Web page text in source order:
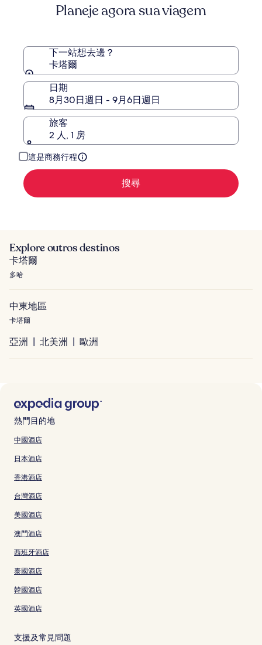
Planeje agora sua viagem
下一站想去邊？
卡塔爾
日期
8月30日週日 - 9月6日週日
旅客
2 人, 1 房
這是商務行程
搜尋
Explore outros destinos
卡塔爾
多哈
中東地區
卡塔爾
亞洲 北美洲 歐洲
熱門目的地
中國酒店
日本酒店
香港酒店
台灣酒店
美國酒店
澳門酒店
西班牙酒店
泰國酒店
韓國酒店
英國酒店
支援及常見問題